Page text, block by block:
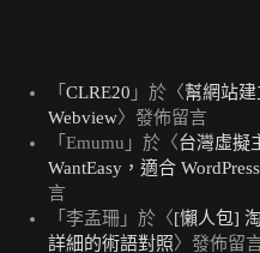
「 CLRE20 」於〈幫網站
Webview〉發佈留言
「 Emumu 」於〈台灣虛擬
WantEasy，適合
言
「 李孟珊 」於〈[懶人包]
詳細的術語對照〉發佈留